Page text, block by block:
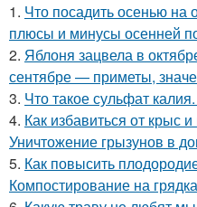
1. Что посадить осенью на
плюсы и минусы осенней
2. Яблоня зацвела в
сентябре — приметы,
3. Что такое сульфат
4. Как избавиться от
Уничтожение грызунов в
5. Как повысить
Компостирование на